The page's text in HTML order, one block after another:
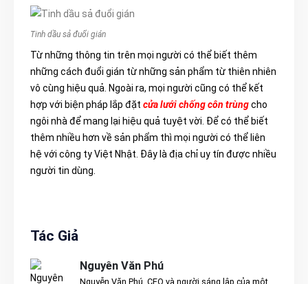
Tinh dầu sả đuổi gián
Từ những thông tin trên mọi người có thể biết thêm
những cách đuổi gián từ những sản phẩm từ thiên nhiên
vô cùng hiệu quả. Ngoài ra, mọi người cũng có thể kết
hợp với biện pháp lắp đặt cửa lưới chống côn trùngcho
ngôi nhà để mang lại hiệu quả tuyệt vời. Để có thể biết
thêm nhiều hơn về sản phẩm thì mọi người có thể liên
hệ với công ty Việt Nhật. Đây là địa chỉ uy tín được nhiều
người tin dùng.
Tác Giả
Nguyên Văn Phú
Nguyễn Văn Phú, CEO và người sáng lập của một